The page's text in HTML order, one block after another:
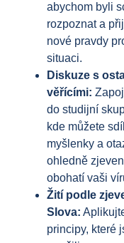
abychom byli
rozpoznat a
nové pravdy
situaci.
Diskuze s
věřícími:
do studijní
kde můžete
myšlenky a
ohledně
obohatí vaši
Žití podle
Slova:
principy, které